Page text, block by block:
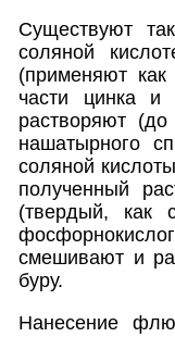
Существуют
соляной
(применяют
части цинка и
растворяют
нашатырного
соляной
полученный
(твердый, как
смешивают и
буру.
Нанесение